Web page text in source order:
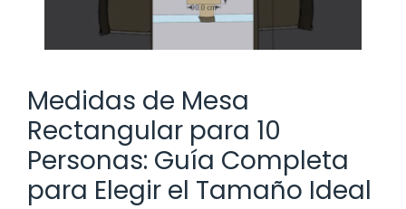
Medidas de Mesa
Rectangular para 10
Personas: Guía Completa
para Elegir el Tamaño Ideal